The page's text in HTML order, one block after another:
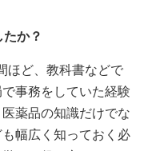
か？
ど、教科書などで
事務をしていた経験
薬品の知識だけでな
幅広く知っておく必